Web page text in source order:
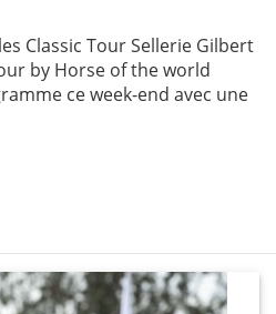
Classic Tour Sellerie Gilbert
by Horse of the world
ce week-end avec une